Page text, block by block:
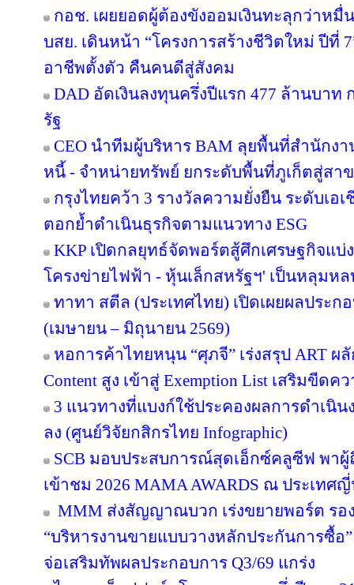
กอช. เผยยอดผู้ต้องขังออมเงินทะลุกว่าห
บสย. เดินหน้า “โครงการสร้างชีวิตใหม่ ปีที่
อาชีพตั้งตัว คืนคนดีสู่สังคม
DAD อัดเงินลงทุนครึ่งปีแรก 477 ล้านบาท
รัฐ
CEO นำทีมผู้บริหาร BAM ลุยพื้นที่สำนักงา
หนี้ - จำหน่ายทรัพย์ ยกระดับพื้นที่ภูเก็ตสู่ส
กรุงไทยคว้า 3 รางวัลความยั่งยืน ระดับเอเ
ตอกย้ำดำเนินธุรกิจตามแนวทาง ESG
KKP เปิดกลยุทธ์จัดพอร์ตสู้ศึกเศรษฐกิจแบ่
โครงข่ายไฟฟ้า - หุ้นเล็กสหรัฐฯ' เป็นหลุมห
ทาทา สตีล (ประเทศไทย) เปิดเผยผลประก
(เมษายน – มิถุนายน 2569)
หอการค้าไทยหนุน “ศุภจี” เร่งสรุป ART
Content สูง เข้าสู่ Exemption List เสริมขีด
3 แนวทางที่แบงก์ใช้ประคองผลการดำเนิ
ลง (ศูนย์วิจัยกสิกรไทย Infographic)
SCB มอบประสบการณ์สุดเอ็กซ์คลูซีฟ พาผู้
เข้าชม 2026 MAMA AWARDS ณ ประเท
MMM ส่งสัญญาณบวก เร่งขยายพอร์ต รอ
“บริหารงานขายแบบวางหลักประกันการซื้อ
จ่อเสริมทัพผลประกอบการ Q3/69 แกร่ง